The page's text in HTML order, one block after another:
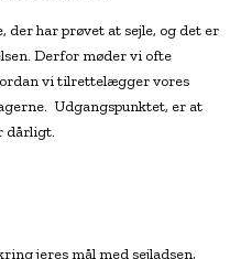
har prøvet at sejle, og det er
Derfor møder vi ofte
vi tilrettelægger vores
Udgangspunktet, er at
dårligt.
jeres mål med sejladsen,